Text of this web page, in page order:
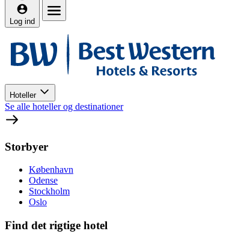
Log ind
Hoteller
Se alle hoteller og destinationer
Storbyer
København
Odense
Stockholm
Oslo
Find det rigtige hotel